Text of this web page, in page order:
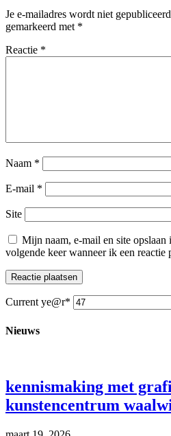
Je e-mailadres wordt niet
gemarkeerd met *
Reactie *
Naam *
E-mail *
Site
Mijn naam, e-mail en site opslaan
volgende keer wanneer ik een reactie
Current ye@r*
Nieuws
kennismaking met
kunstencentrum